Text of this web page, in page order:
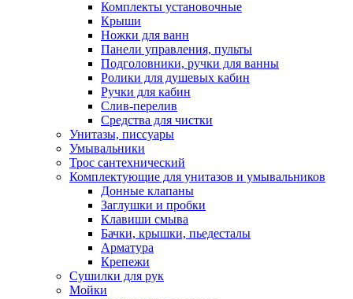
Комплекты установочные
Крыши
Ножки для ванн
Панели управления, пульты
Подголовники, ручки для ванны
Ролики для душевых кабин
Ручки для кабин
Слив-перелив
Средства для чистки
Унитазы, писсуары
Умывальники
Трос сантехнический
Комплектующие для унитазов и умывальников
Донные клапаны
Заглушки и пробки
Клавиши смыва
Бачки, крышки, пьедесталы
Арматура
Крепежи
Сушилки для рук
Мойки